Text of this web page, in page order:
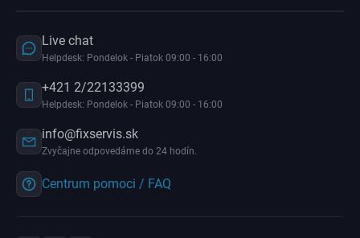
Live chat
Helpdesk: Pondelok - Piatok 09:00 - 16:00
+421 2/22133399
Helpdesk: Pondelok - Piatok 09:00 - 16:00
info@fixservis.sk
Zvyčajne odpovedáme do 24 hodín.
Centrum pomoci / FAQ